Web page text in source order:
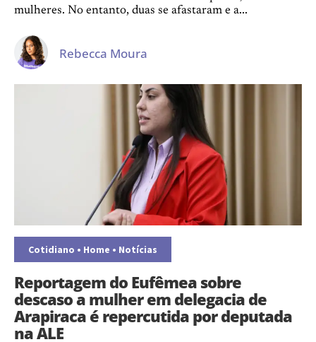
mulheres. No entanto, duas se afastaram e a...
Rebecca Moura
Cotidiano • Home • Notícias
Reportagem do Eufêmea sobre
descaso a mulher em delegacia de
Arapiraca é repercutida por deputada
na ALE